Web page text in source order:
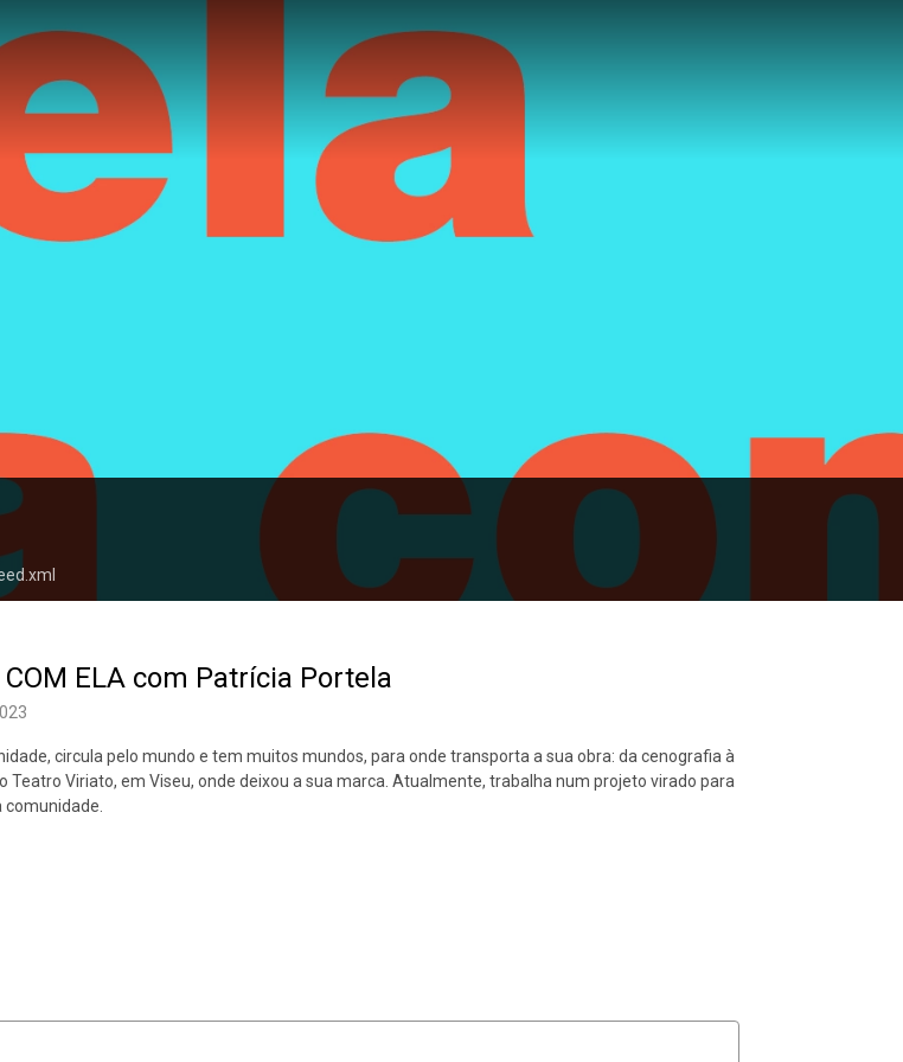
COM ELA com Patrícia Portela
circula pelo mundo e tem muitos mundos, para onde transporta a sua obra: da cenografia à
Teatro Viriato, em Viseu, onde deixou a sua marca. Atualmente, trabalha num projeto virado para